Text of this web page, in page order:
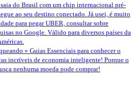
saia do Brasil com um chip internacional pré-
ao seu destino conectado. Já usei, é muito
para pegar UBER, consultar sobre
no Google. Válido para diversos países da
» Guias Essenciais para conhecer o
incríveis de economia inteligente! Porque o
nenhuma moeda pode comprar!